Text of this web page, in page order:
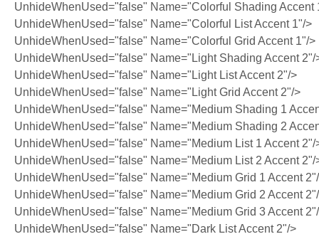
UnhideWhenUsed="false" Name="Colorful Shading Accent
UnhideWhenUsed="false" Name="Colorful List Accent 1"/>
UnhideWhenUsed="false" Name="Colorful Grid Accent 1"/>
UnhideWhenUsed="false" Name="Light Shading Accent 2"/
UnhideWhenUsed="false" Name="Light List Accent 2"/>
UnhideWhenUsed="false" Name="Light Grid Accent 2"/>
UnhideWhenUsed="false" Name="Medium Shading 1
UnhideWhenUsed="false" Name="Medium Shading 2
UnhideWhenUsed="false" Name="Medium List 1 Accent 2"/
UnhideWhenUsed="false" Name="Medium List 2 Accent 2"/
UnhideWhenUsed="false" Name="Medium Grid 1 Accent
UnhideWhenUsed="false" Name="Medium Grid 2 Accent
UnhideWhenUsed="false" Name="Medium Grid 3 Accent
UnhideWhenUsed="false" Name="Dark List Accent 2"/>